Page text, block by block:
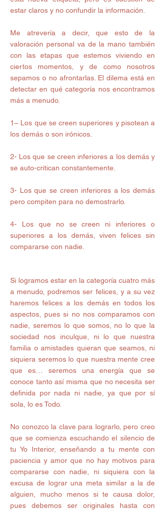
estar claros y no confundir la información.
Me atrevería a decir, que esto de la
valoración personal va de la mano también
con las etapas que estemos viviendo en
ciertos momentos, y de como nosotros
sepamos o no afrontarlas. El dilema está en
detectar en qué categoría nos encontramos
más a menudo.
1– Los que se creen superiores y pisotean a
los demás o son irónicos.
2- Los que se creen inferiores a los demás y
se auto-critican constantemente.
3- Los que se creen inferiores a los demás
pero compiten para no demostrarlo.
4- Los que no se creen ni inferiores o
superiores a los demás, viven felices sin
compararse con nadie.
Si logramos estar en la categoría cuatro más
a menudo, podremos ser felices, y a su vez
haremos felices a los demás en todos los
aspectos, pues si no nos comparamos con
nadie, seremos lo que somos, no lo que la
sociedad nos inculque, ni lo que nuestra
familia o amistades quieran que seamos, ni
siquiera seremos lo que nuestra mente cree
que es… seremos una energía que se
conoce tanto así misma que no necesita ser
definida por nada ni nadie, ya que por sí
sola, lo es Todo.
No conozco la clave para lograrlo, pero creo
que se comienza escuchando el silencio de
tu Yo Interior, enseñando a tu mente con
paciencia y amor que no hay motivos para
compararse con nadie, ni siquiera con la
excusa de lograr una meta similar a la de
alguien, mucho menos si te causa dolor,
pues debemos ser originales hasta con